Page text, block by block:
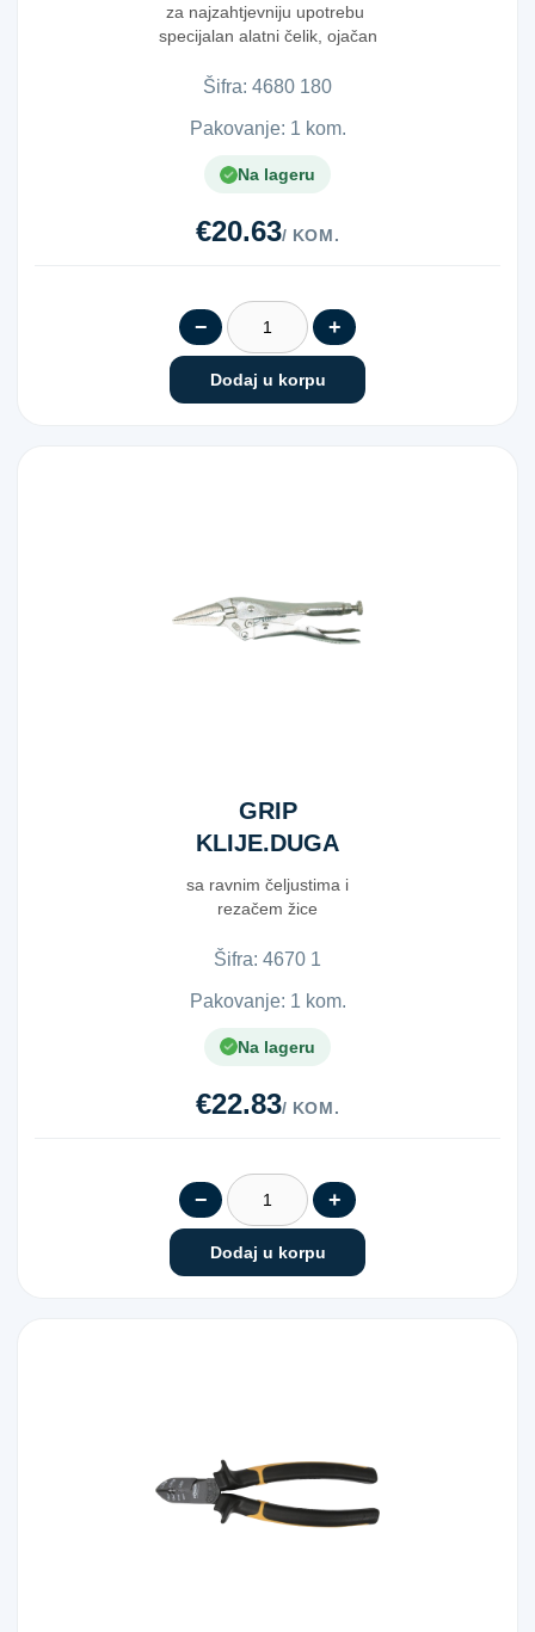
za najzahtjevniju upotrebu
specijalan alatni čelik, ojačan
Šifra: 4​6​8​0​ ​1​8​0​
Pakovanje: 1 kom.
Na lageru
€20.63/ KOM.
− +
Dodaj u korpu
GRIP
KLIJE.DUGA
ČELJ.4LN
100MM
sa ravnim čeljustima i
rezačem žice
Šifra: 4​6​7​0​ ​1​
Pakovanje: 1 kom.
Na lageru
€22.83/ KOM.
− +
Dodaj u korpu